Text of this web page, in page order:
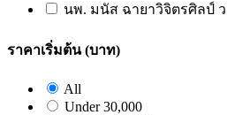
นพ. มนัส ฉายาวิจิตรศิลป์ ว
ราคาเริ่มต้น (บาท)
All
Under 30,000